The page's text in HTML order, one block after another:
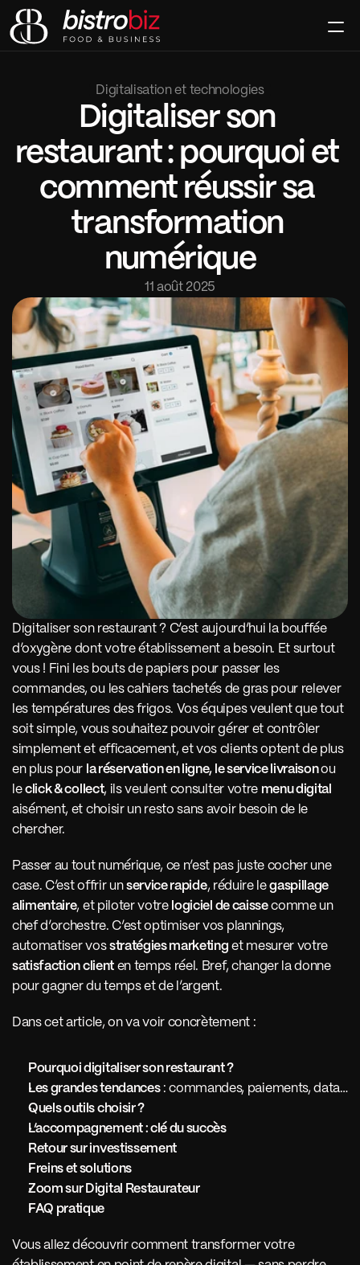
Rejoindre
Digitalisation et technologies
Digitaliser son
restaurant : pourquoi et
comment réussir sa
transformation
numérique
11 août 2025
Digitaliser son restaurant ? C’est aujourd’hui la bouffée
d’oxygène dont votre établissement a besoin. Et surtout
vous ! Fini les bouts de papiers pour passer les
commandes, ou les cahiers tachetés de gras pour relever
les températures des frigos. Vos équipes veulent que tout
soit simple, vous souhaitez pouvoir gérer et contrôler
simplement et efficacement, et vos clients optent de plus
en plus pour la réservation en ligne, le service livraison ou
le click & collect, ils veulent consulter votre menu digital
aisément, et choisir un resto sans avoir besoin de le
chercher.
Passer au tout numérique, ce n’est pas juste cocher une
case. C’est offrir un service rapide, réduire le gaspillage
alimentaire, et piloter votre logiciel de caisse comme un
chef d’orchestre. C’est optimiser vos plannings,
automatiser vos stratégies marketing
satisfaction client en temps réel. Bref, changer la donne
pour gagner du temps et de l’argent.
Dans cet article, on va voir concrètement :
Pourquoi digitaliser son restaurant ?
Les grandes tendances : commandes, paiements, data…
Quels outils choisir ?
L’accompagnement : clé du succès
Retour sur investissement
Freins et solutions
Zoom sur Digital Restaurateur
FAQ pratique
Vous allez découvrir comment transformer votre